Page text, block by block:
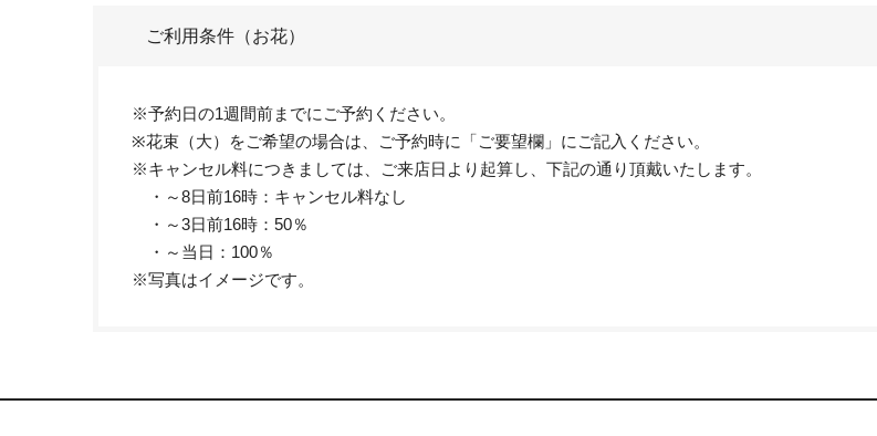
ご利用条件（お花）
※予約日の1週間前までにご予約ください。
※花束（大）をご希望の場合は、ご予約時に「ご要望欄」にご記入ください。
※キャンセル料につきましては、ご来店日より起算し、下記の通り頂戴いたします。
・～8日前16時：キャンセル料なし
・～3日前16時：50％
・～当日：100％
※写真はイメージです。